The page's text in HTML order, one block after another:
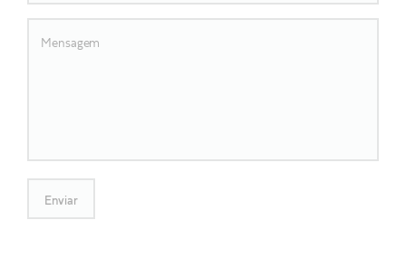
Mensagem
Enviar